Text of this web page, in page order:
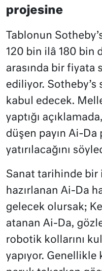
projesine
Tablonun
120 bin ilâ 180 bin
arasında bir fiyata
ediliyor. Sotheby’s
kabul edecek.
yaptığı
düşen payın Ai-
yatırılacağını
Sanat tarihinde bir
hazırlanan Ai-Da
gelecek olursak;
atanan Ai-Da,
robotik kollarını
yapıyor. Genellikle